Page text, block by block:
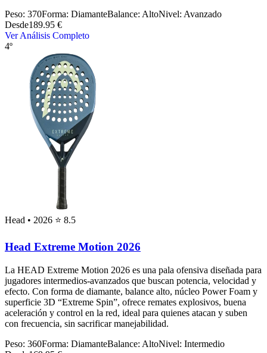
Peso: 370Forma: DiamanteBalance: AltoNivel: Avanzado
Desde189.95 €
Ver Análisis Completo
4º
Head • 2026 ⭐ 8.5
Head Extreme Motion 2026
La HEAD Extreme Motion 2026 es una pala ofensiva diseñada para
jugadores intermedios‑avanzados que buscan potencia, velocidad y
efecto. Con forma de diamante, balance alto, núcleo Power Foam y
superficie 3D “Extreme Spin”, ofrece remates explosivos, buena
aceleración y control en la red, ideal para quienes atacan y suben
con frecuencia, sin sacrificar manejabilidad.
Peso: 360Forma: DiamanteBalance: AltoNivel: Intermedio